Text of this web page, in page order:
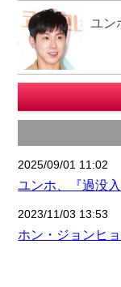
ユン
2025/09/01 11:02
ユンホ、『過没
2023/11/03 13:53
ホン・ジョンヒ